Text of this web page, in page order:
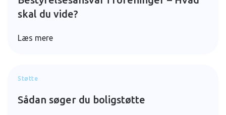
skal du vide?
Læs mere
Støtte
Sådan søger du boligstøtte